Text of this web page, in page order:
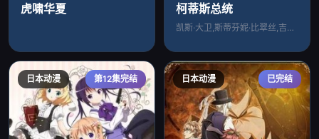
虎啸华夏 柯蒂斯总统
凯斯·大卫,斯蒂芬妮·比翠丝,吉姆·拉什
日本动漫 第12集完结 日本动漫 已完结